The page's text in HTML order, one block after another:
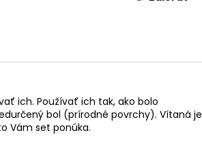
ich. Používať ich tak, ako bolo
bol (prírodné povrchy). Vítaná je
Vám set ponúka.